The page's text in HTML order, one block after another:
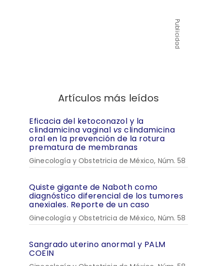
Publicidad
Artículos más leídos
Eficacia del ketoconazol y la
clindamicina vaginal vs clindamicina
oral en la prevención de la rotura
prematura de membranas
Ginecología y Obstetricia de México, Núm. 58
Quiste gigante de Naboth como
diagnóstico diferencial de los tumores
anexiales. Reporte de un caso
Ginecología y Obstetricia de México, Núm. 58
Sangrado uterino anormal y PALM
COEIN